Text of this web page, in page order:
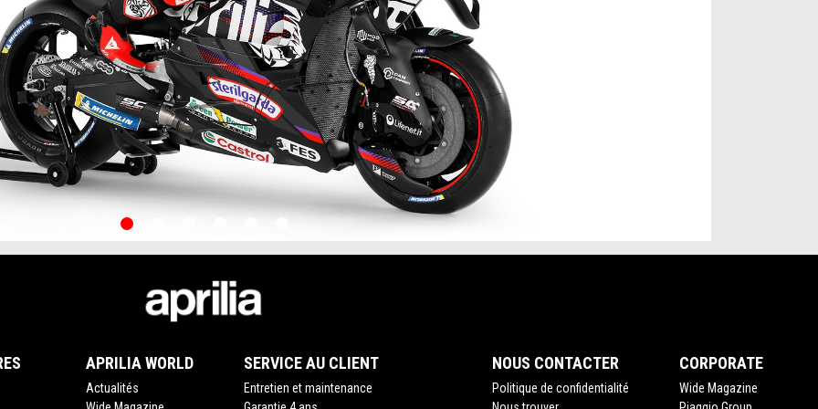
APRILIA WORLD
Actualités
SERVICE AU CLIENT
Entretien et maintenance
NOUS CONTACTER
Politique de confidentialité
CORPORATE
Wide Magazine